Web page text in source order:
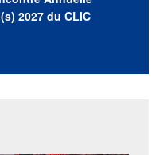
2027 du CLIC